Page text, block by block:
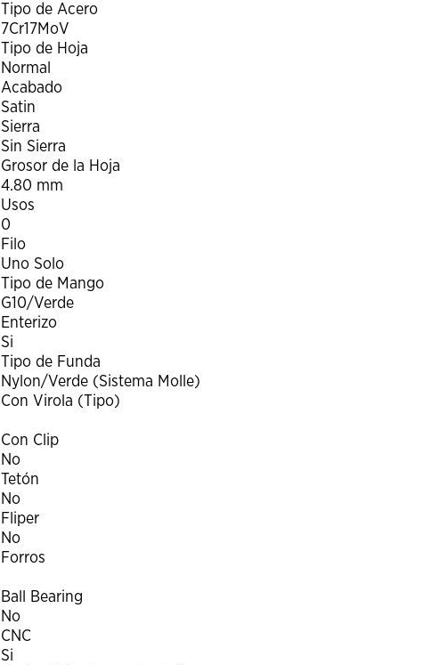
Tipo de Acero
7Cr17MoV
Tipo de Hoja
Normal
Acabado
Satin
Sierra
Sin Sierra
Grosor de la Hoja
4.80 mm
Usos
0
Filo
Uno Solo
Tipo de Mango
G10/Verde
Enterizo
Si
Tipo de Funda
Nylon/Verde (Sistema Molle)
Con Virola (Tipo)
Con Clip
No
Tetón
No
Fliper
No
Forros
Ball Bearing
No
CNC
Si